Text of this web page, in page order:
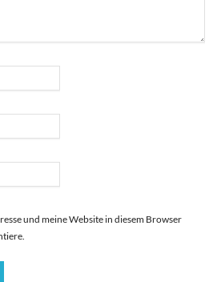
und meine Website in diesem Browser